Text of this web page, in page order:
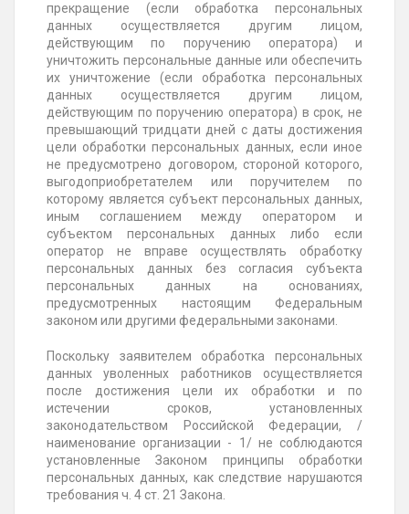
прекращение (если обработка персональных
данных осуществляется другим лицом,
действующим по поручению оператора) и
уничтожить персональные данные или обеспечить
их уничтожение (если обработка персональных
данных осуществляется другим лицом,
действующим по поручению оператора) в срок, не
превышающий тридцати дней с даты достижения
цели обработки персональных данных, если иное
не предусмотрено договором, стороной которого,
выгодоприобретателем или поручителем по
которому является субъект персональных данных,
иным соглашением между оператором и
субъектом персональных данных либо если
оператор не вправе осуществлять обработку
персональных данных без согласия субъекта
персональных данных на основаниях,
предусмотренных настоящим Федеральным
законом или другими федеральными законами.
Поскольку заявителем обработка персональных
данных уволенных работников осуществляется
после достижения цели их обработки и по
истечении сроков, установленных
законодательством Российской Федерации, /
наименование организации - 1/ не соблюдаются
установленные Законом принципы обработки
персональных данных, как следствие нарушаются
требования ч. 4 ст. 21 Закона.